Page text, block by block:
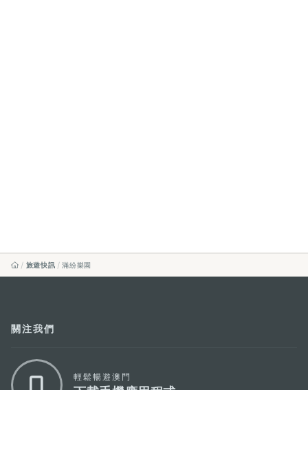
旅遊快訊 滿紛樂園
關注我們
輕鬆暢遊澳門
下載手機應用程式